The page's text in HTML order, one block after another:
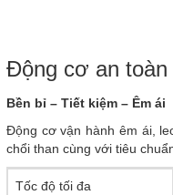
Động cơ an toàn
Bền bỉ – Tiết kiệm – Êm ái
Động cơ vận hành êm ái,
chổi than cùng với tiêu
Tốc độ tối đa